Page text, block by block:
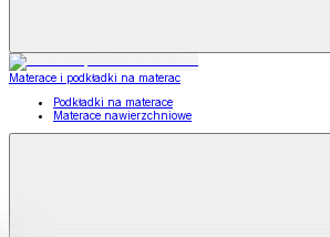
Materace i podkładki na materac
Podkładki na materace
Materace nawierzchniowe